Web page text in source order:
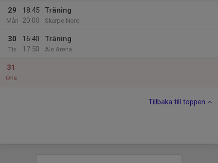
29
Mån
18:45
20:00
Träning
Skarpe Nord
30
Tis
16:40
17:50
Träning
Ale Arena
31
Ons
Tillbaka till toppen